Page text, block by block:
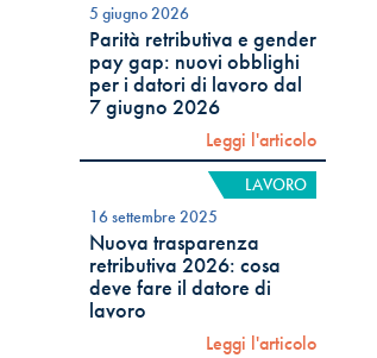
5 giugno 2026
Parità retributiva e gender
pay gap: nuovi obblighi
per i datori di lavoro dal
7 giugno 2026
Leggi l'articolo
LAVORO
16 settembre 2025
Nuova trasparenza
retributiva 2026: cosa
deve fare il datore di
lavoro
Leggi l'articolo